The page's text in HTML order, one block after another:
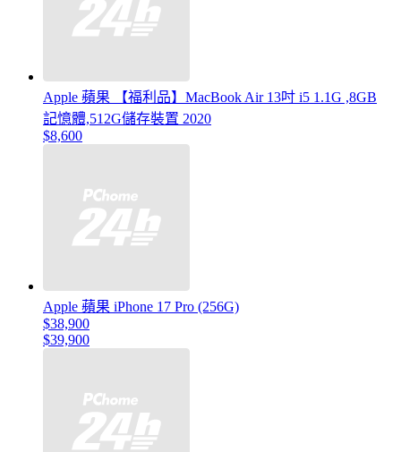
Apple 蘋果 【福利品】MacBook Air 13吋 i5 1.1G ,8GB
記憶體,512G儲存裝置 2020
$8,600
Apple 蘋果 iPhone 17 Pro (256G)
$38,900
$39,900